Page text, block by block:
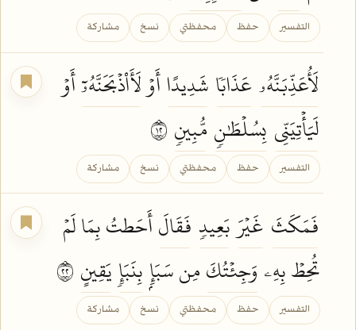
التفسير حفظ محفظتي نسخ مشاركة
لَأُعَذِّبَنَّهُۥعَذَابٗا شَدِيدًاأَوۡلَأَاْذۡبَحَنَّهُۥٓأَوۡ
لَيَأۡتِيَنِّي بِسُلۡطَٰنٖ مُّبِينٖ
التفسير حفظ محفظتي نسخ مشاركة
فَمَكَثَ غَيۡرَبَعِيدٖ فَقَالَأَحَطتُ بِمَا لَمۡ
تُحِطۡ بِهِۦ وَجِئۡتُكَمِن سَبَإِۭ بِنَبَإٖ يَقِينٍ
التفسير حفظ محفظتي نسخ مشاركة